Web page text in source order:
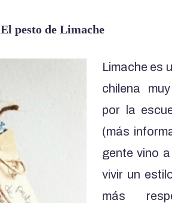
El pesto de Limache
Limache es
chilena
por la
(más
gente vino
vivir un
más